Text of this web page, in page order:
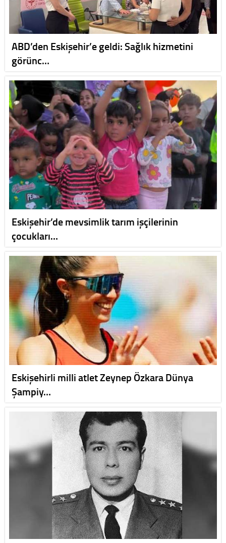
ABD’den Eskişehir’e geldi: Sağlık hizmetini
görünc…
Eskişehir’de mevsimlik tarım işçilerinin
çocukları…
Eskişehirli milli atlet Zeynep Özkara Dünya
Şampiy…